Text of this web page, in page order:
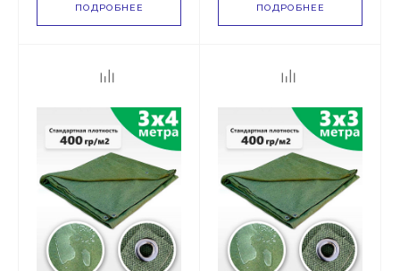
ПОДРОБНЕЕ ПОДРОБНЕЕ